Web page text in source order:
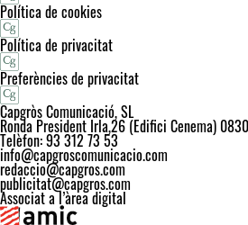
Política de cookies
Política de privacitat
Preferències de privacitat
Capgròs Comunicació, SL
Ronda President Irla,26 (Edifici Cenema)
Telèfon: 93 312 73 53
info@capgroscomunicacio.com
redaccio@capgros.com
publicitat@capgros.com
Associat a l’àrea digital